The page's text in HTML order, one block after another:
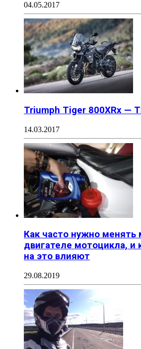
04.05.2017
Triumph Tiger 800XRx —
14.03.2017
Как часто нужно менять
двигателе мотоцикла, и
на это влияют
29.08.2019